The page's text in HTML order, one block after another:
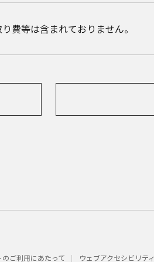
費等は含まれておりません。
のご利用にあたって ウェブアクセシビリテ